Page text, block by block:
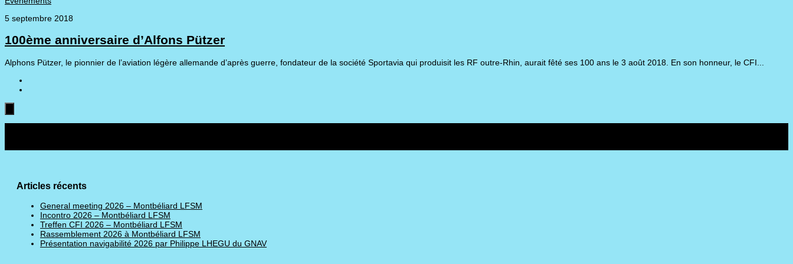
5 septembre 2018
100ème anniversaire d’Alfons Pützer
Alphons Pützer, le pionnier de l’aviation légère allemande d’après guerre, fondateur de la société Sportavia qui produisit les RF outre-Rhin, aurait fêté ses 100 ans le 3 août 2018. En son honneur, le CFI...
Articles récents
General meeting 2026 – Montbéliard LFSM
Incontro 2026 – Montbéliard LFSM
Treffen CFI 2026 – Montbéliard LFSM
Rassemblement 2026 à Montbéliard LFSM
Présentation navigabilité 2026 par Philippe LHEGU du GNAV